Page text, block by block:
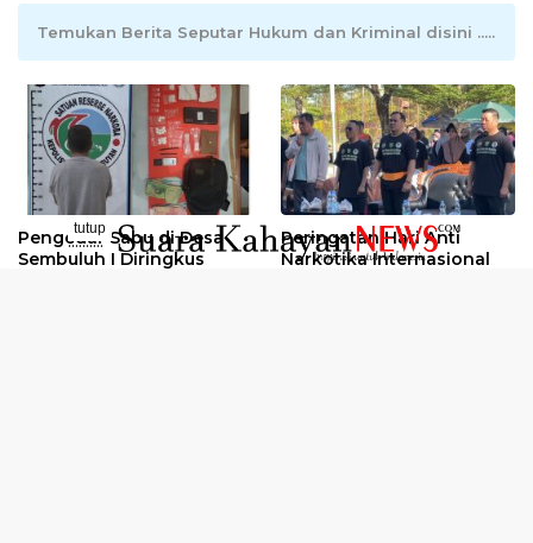
Temukan Berita Seputar Hukum dan Kriminal disini .....
Pengedar Sabu di Desa
Sembuluh I Diringkus
Peringatan Hari Anti
Narkotika Internasional
tutup
..........